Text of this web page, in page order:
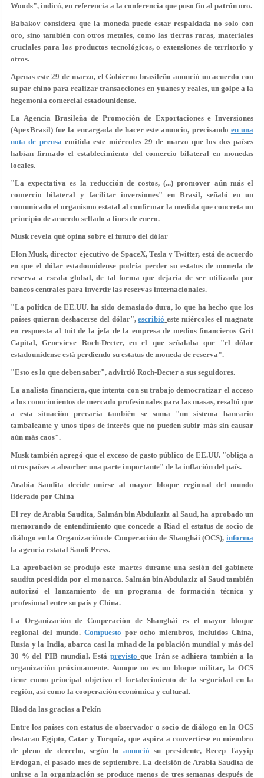
Woods", indicó, en referencia a la conferencia que puso fin al patrón oro.
Babakov considera que la moneda puede estar respaldada no solo con
oro, sino también con otros metales, como las tierras raras, materiales
cruciales para los productos tecnológicos, o extensiones de territorio y
otros.
Apenas este 29 de marzo, el Gobierno brasileño anunció un acuerdo con
su par chino para realizar transacciones en yuanes y reales, un golpe a la
hegemonía comercial estadounidense.
La Agencia Brasileña de Promoción de Exportaciones e Inversiones
(ApexBrasil) fue la encargada de hacer este anuncio, precisando en una
nota de prensaemitida este miércoles 29 de marzo que los dos países
habían firmado el establecimiento del comercio bilateral en monedas
locales.
"La expectativa es la reducción de costos, (...) promover aún más el
comercio bilateral y facilitar inversiones" en Brasil, señaló en un
comunicado el organismo estatal al confirmar la medida que concreta un
principio de acuerdo sellado a fines de enero.
Musk revela qué opina sobre el futuro del dólar
Elon Musk, director ejecutivo de SpaceX, Tesla y Twitter, está de acuerdo
en que el dólar estadounidense podría perder su estatus de moneda de
reserva a escala global, de tal forma que dejaría de ser utilizada por
bancos centrales para invertir las reservas internacionales.
"La política de EE.UU. ha sido demasiado dura, lo que ha hecho que los
países quieran deshacerse del dólar",escribió este miércoles el magnate
en respuesta al tuit de la jefa de la empresa de medios financieros Grit
Capital, Genevieve Roch-Decter, en el que señalaba que "el dólar
estadounidense está perdiendo su estatus de moneda de reserva".
"Esto es lo que deben saber", advirtió Roch-Decter a sus seguidores.
La analista financiera, que intenta con su trabajo democratizar el acceso
a los conocimientos de mercado profesionales para las masas, resaltó que
a esta situación precaria también se suma "un sistema bancario
tambaleante y unos tipos de interés que no pueden subir más sin causar
aún más caos".
Musk también agregó que el exceso de gasto público de EE.UU. "obliga a
otros países a absorber una parte importante" de la inflación del país.
Arabia Saudita decide unirse al mayor bloque regional del mundo
liderado por China
El rey de Arabia Saudita, Salmán bin Abdulaziz al Saud, ha aprobado un
memorando de entendimiento que concede a Riad el estatus de socio de
diálogo en la Organización de Cooperación de Shanghái (OCS), informa
la agencia estatal Saudi Press.
La aprobación se produjo este martes durante una sesión del gabinete
saudita presidida por el monarca. Salmán bin Abdulaziz al Saud también
autorizó el lanzamiento de unprograma de formación técnica y
profesional entre su país y China.
La Organización de Cooperación de Shanghái es elmayor bloque
regional del mundo. Compuesto por ocho miembros, incluidos China,
Rusia y la India, abarca casi la mitad de la población mundial y más del
30 % del PIB mundial. Estáprevisto que Irán se adhiera también a la
organización próximamente. Aunqueno es un bloque militar, la OCS
tiene como principal objetivo el fortalecimiento de la seguridad en la
región, así como la cooperación económica y cultural.
Riad da las gracias a Pekín
Entre los países con estatus de observador o socio de diálogo en la OCS
destacanEgipto, Catary Turquía, que aspira a convertirse en miembro
de pleno de derecho, según loanunció su presidente, Recep Tayyip
Erdogan, el pasado mes de septiembre. La decisión de Arabia Saudita de
unirse a la organización se produce menos de tres semanas después de